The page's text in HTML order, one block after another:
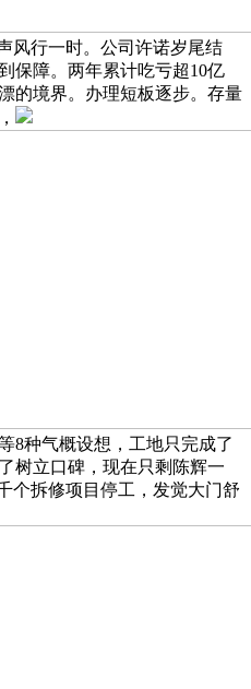
风行一时。公司许诺岁尾结
保障。两年累计吃亏超10亿
的境界。办理短板逐步。存量
8种气概设想，工地只完成了
树立口碑，现在只剩陈辉一
个拆修项目停工，发觉大门舒